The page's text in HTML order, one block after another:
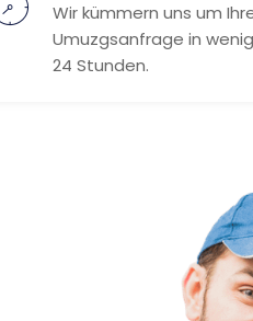
Wir kümmern uns um
Umuzgsanfrage in
24 Stunden.